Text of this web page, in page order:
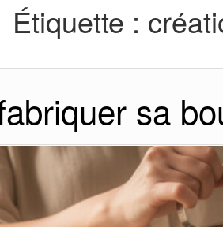
Étiquette :
sa